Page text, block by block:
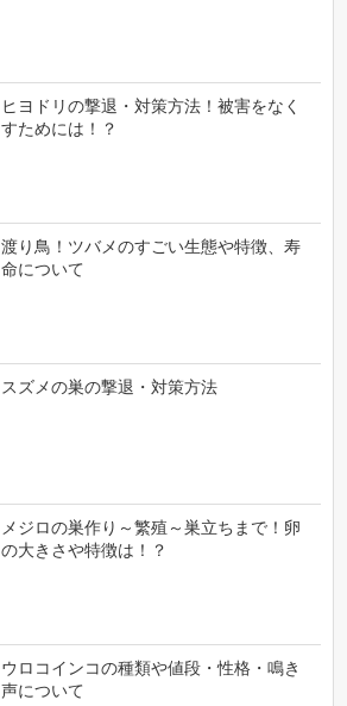
ヒヨドリの撃退・対策方法！被害をなく
すためには！？
渡り鳥！ツバメのすごい生態や特徴、寿
命について
スズメの巣の撃退・対策方法
メジロの巣作り～繁殖～巣立ちまで！卵
の大きさや特徴は！？
ウロコインコの種類や値段・性格・鳴き
声について